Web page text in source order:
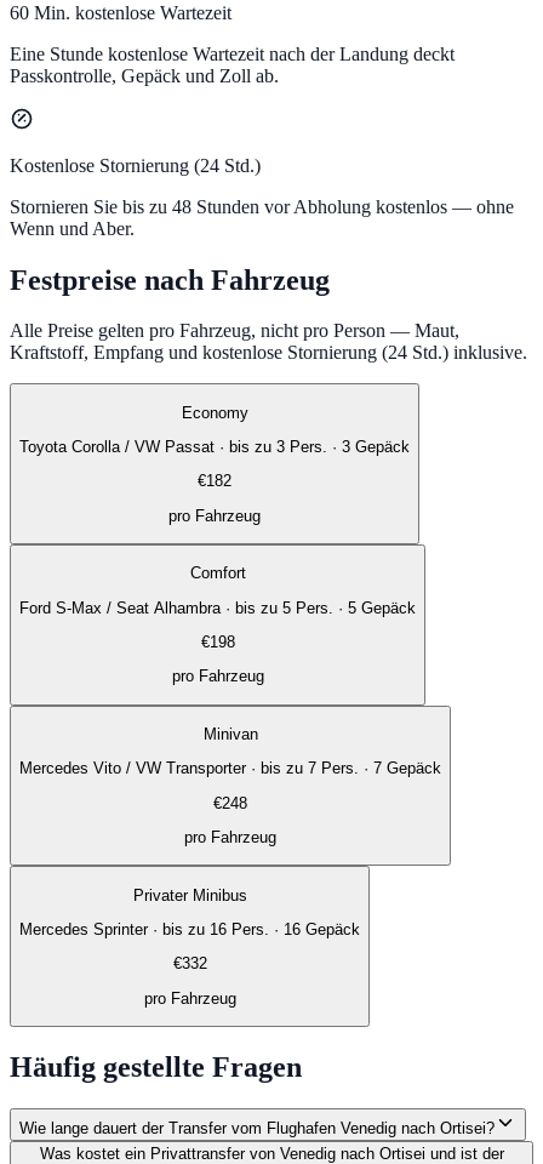
60 Min. kostenlose Wartezeit
Eine Stunde kostenlose Wartezeit nach der Landung deckt
Passkontrolle, Gepäck und Zoll ab.
Kostenlose Stornierung (24 Std.)
Stornieren Sie bis zu 48 Stunden vor Abholung kostenlos — ohne
Wenn und Aber.
Festpreise nach Fahrzeug
Alle Preise gelten pro Fahrzeug, nicht pro Person — Maut,
Kraftstoff, Empfang und kostenlose Stornierung (24 Std.) inklusive.
Economy
Toyota Corolla / VW Passat · bis zu 3 Pers. · 3 Gepäck
€182
pro Fahrzeug
Comfort
Ford S-Max / Seat Alhambra · bis zu 5 Pers. · 5 Gepäck
€198
pro Fahrzeug
Minivan
Mercedes Vito / VW Transporter· bis zu 7 Pers. · 7 Gepäck
€248
pro Fahrzeug
Privater Minibus
Mercedes Sprinter· bis zu 16 Pers. · 16 Gepäck
€332
pro Fahrzeug
Häufig gestellte Fragen
Wie lange dauert der Transfer vom Flughafen Venedig nach Ortisei?
Was kostet ein Privattransfer von Venedig nach Ortisei und ist der